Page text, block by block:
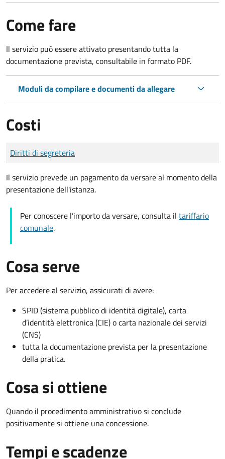
Come fare
Il servizio può essere attivato presentando tutta la
documentazione prevista, consultabile in formato PDF.
Moduli da compilare e documenti da allegare
Costi
Tipo di pagamento
Importo
Diritti di segreteria
Il servizio prevede un pagamento da versare al momento della
presentazione dell'istanza.
Per conoscere l’importo da versare, consulta il tariffario
comunale.
Cosa serve
Per accedere al servizio, assicurati di avere:
SPID (sistema pubblico di identità digitale), carta
d’identità elettronica (CIE) o carta nazionale dei servizi
(CNS)
tutta la documentazione prevista per la presentazione
della pratica.
Cosa si ottiene
Quando il procedimento amministrativo si conclude
positivamente si ottiene una concessione.
Tempi e scadenze